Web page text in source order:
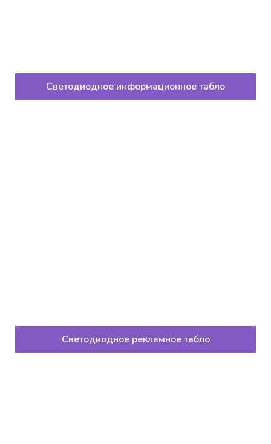
Светодиодное информационное табло
Светодиодное рекламное табло